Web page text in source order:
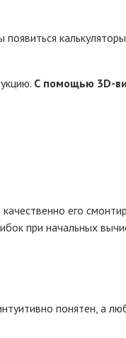
калькуляторы
С помощью 3D-
его
при начальных
понятен, а